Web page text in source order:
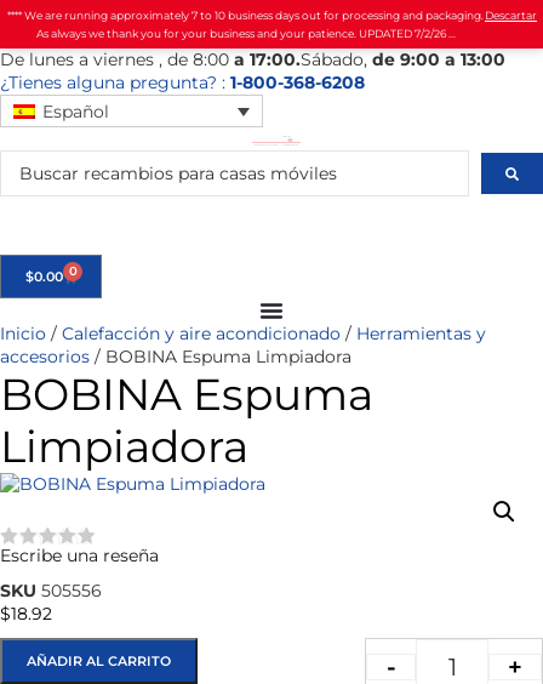
**** We are running approximately 7 to 10 business days out for processing and packaging.
As always we thank you for your business and your patience. UPDATED 7/2/26 ...
Descartar
De lunes a viernes , de 8:00 a 17:00.Sábado, de 9:00 a 13:00
¿Tienes alguna pregunta? : 1-800-368-6208
Español
$0.00 0
Inicio / Calefacción y aire acondicionado / Herramientas y
accesorios / BOBINA Espuma Limpiadora
BOBINA Espuma
Limpiadora
★★★★★
Escribe una reseña
SKU 505556
$18.92
- +
AÑADIR AL CARRITO